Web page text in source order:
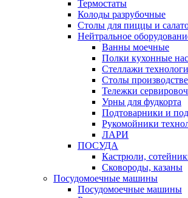
Термостаты
Колоды разрубочные
Столы для пиццы и
Нейтральное
Ванны моечные
Полки кухонные
Стеллажи
Столы
Тележки
Урны для фудкорта
Подтоварники и
Рукомойники
ЛАРИ
ПОСУДА
Кастрюли,
Сковороды, казаны
Посудомоечные машины
Посудомоечные машины